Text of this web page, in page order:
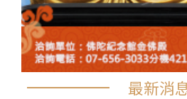
最新消